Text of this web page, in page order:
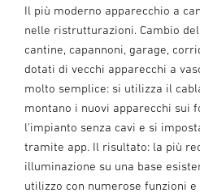
Il più moderno apparecchio a
nelle ristrutturazioni. Cambio
cantine, capannoni, garage,
dotati di vecchi apparecchi a
molto semplice: si utilizza il
montano i nuovi apparecchi sui
l'impianto senza cavi e si
tramite app. Il risultato: la più
illuminazione su una base
utilizzo con numerose funzioni